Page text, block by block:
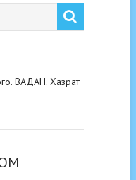
ВАДАН. Хазрат